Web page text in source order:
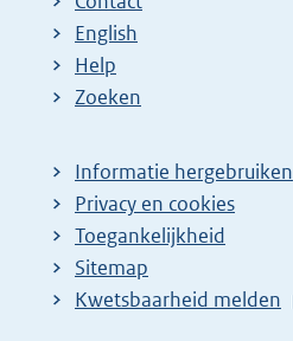
English
Help
Zoeken
Informatie hergebruiken
Privacy en cookies
Toegankelijkheid
Sitemap
E
Kwetsbaarheid melden